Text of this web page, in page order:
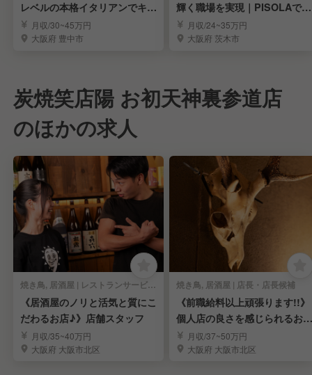
レベルの本格イタリアンでキッ
チンスタッフ募集！
月収/30~45万円
大阪府 豊中市
輝く職場を実現｜PISOLAで料
理長候補募集
月収/24~35万円
大阪府 茨木市
炭焼笑店陽 お初天神裏参道店
のほかの求人
焼き鳥, 居酒屋 | レストランサービス・ホールスタッフ
《居酒屋のノリと活気と質にこ
だわるお店♪》店舗スタッフ
月収/35~40万円
大阪府 大阪市北区
焼き鳥, 居酒屋 | 店長・店長候補
《前職給料以上頑張ります!!》
個人店の良さを感じられるお店
が目標♪
月収/37~50万円
大阪府 大阪市北区